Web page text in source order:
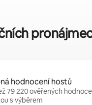
hodnocení hostů
79 220 ověřených
s výběrem